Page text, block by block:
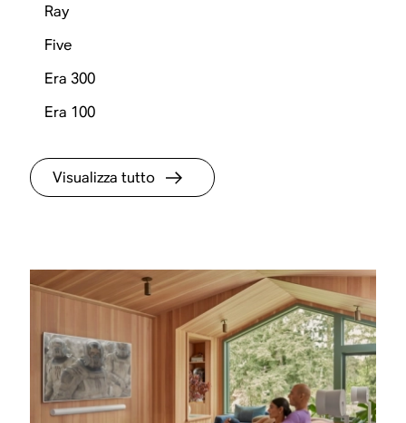
Ray
Five
Era 300
Era 100
Visualizza tutto